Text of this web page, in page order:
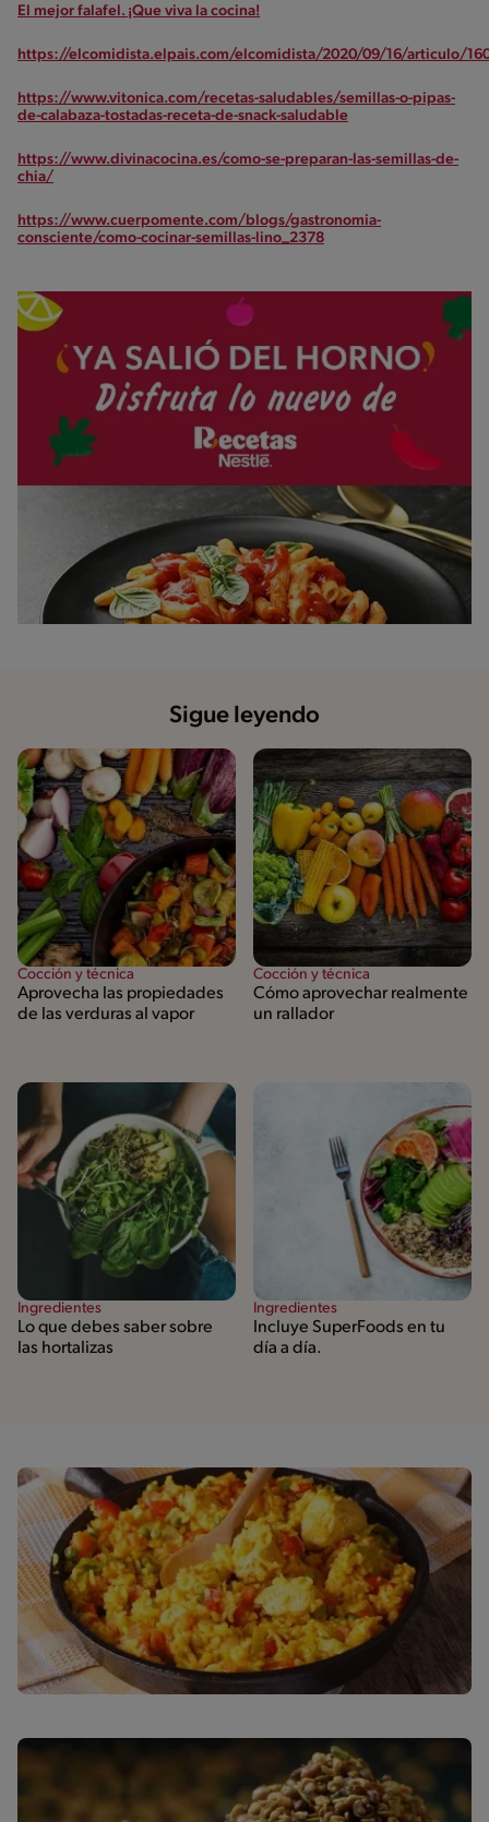
El mejor falafel. ¡Que viva la cocina!
https://elcomidista.elpais.com/elcomidista/2020/09/16/articulo/
https://www.vitonica.com/recetas-saludables/semillas-o-pipas-
de-calabaza-tostadas-receta-de-snack-saludable
https://www.divinacocina.es/como-se-preparan-las-semillas-de-
chia/
https://www.cuerpomente.com/blogs/gastronomia-
consciente/como-cocinar-semillas-lino_2378
Sigue leyendo
Cocción y técnica
Aprovecha las propiedades
de las verduras al vapor
Cocción y técnica
Cómo aprovechar realmente
un rallador
Ingredientes
Lo que debes saber sobre
las hortalizas
Ingredientes
Incluye SuperFoods en tu
día a día.